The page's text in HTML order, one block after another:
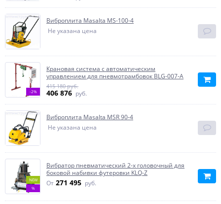
Виброплита Masalta MS-100-4
Не указана цена
-2%
Крановая система с автоматическим
управлением для пневмотрамбовок BLG-007-A
406 876 руб.
415 180 руб.
Виброплита Masalta MSR 90-4
Не указана цена
NEW
%
Вибратор пневматический 2-х головочный для
боковой набивки футеровки KLQ-Z
От 271 495 руб.